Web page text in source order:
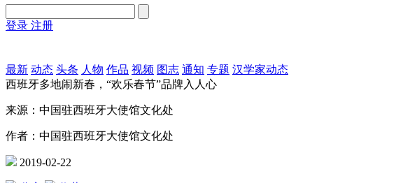
登录 注册
最新 动态 头条 人物 作品 视频 图志 通知 专题 汉学家动态
西班牙多地闹新春，“欢乐春节”品牌入人心
来源：中国驻西班牙大使馆文化处
作者：中国驻西班牙大使馆文化处
2019-02-22